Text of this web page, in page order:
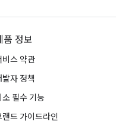
품 정보
비스 약관
발자 정책
소 필수 기능
랜드 가이드라인